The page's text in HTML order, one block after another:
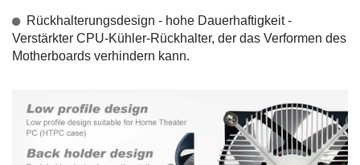
Rückhalterungsdesign - hohe Dauerhaftigkeit -
Verstärkter CPU-Kühler-Rückhalter, der das Verformen des
Motherboards verhindern kann.